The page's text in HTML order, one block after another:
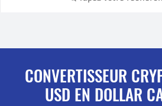
CONVERTISSEUR
USD EN DOLLAR